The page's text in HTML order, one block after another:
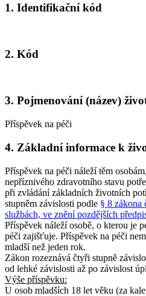
1. Identifikační kód
2. Kód
3. Pojmenování (název)
Příspěvek na péči
4. Základní informace k
Příspěvek na péči náleží těm
nepříznivého zdravotního stavu
při zvládání základních životních
stupněm závislosti podle § 8 zákona
službách, ve znění pozdějších
Příspěvek náleží osobě, o kterou je
péči zajišťuje. Příspěvek na péči
mladší než jeden rok.
Zákon rozeznává čtyři stupně
od lehké závislosti až po závislost
Výše příspěvku:
U osob mladších 18 let věku (za